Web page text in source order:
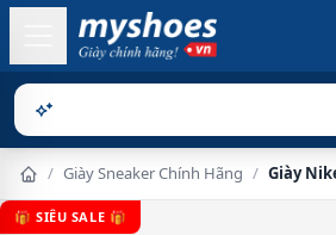
Sản phẩm
/ Giày Sneaker Chính Hãng / Giày
🎁 SIÊU SALE 🎁